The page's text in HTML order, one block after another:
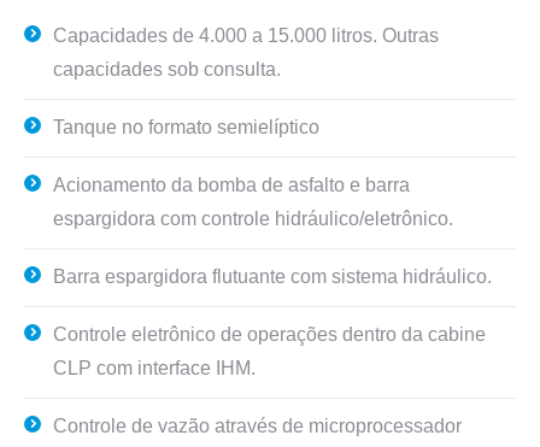
Capacidades de 4.000 a 15.000 litros. Outras
capacidades sob consulta.
Tanque no formato semielíptico
Acionamento da bomba de asfalto e barra
espargidora com controle hidráulico/eletrônico.
Barra espargidora flutuante com sistema hidráulico.
Controle eletrônico de operações dentro da cabine
CLP com interface IHM.
Controle de vazão através de microprocessador